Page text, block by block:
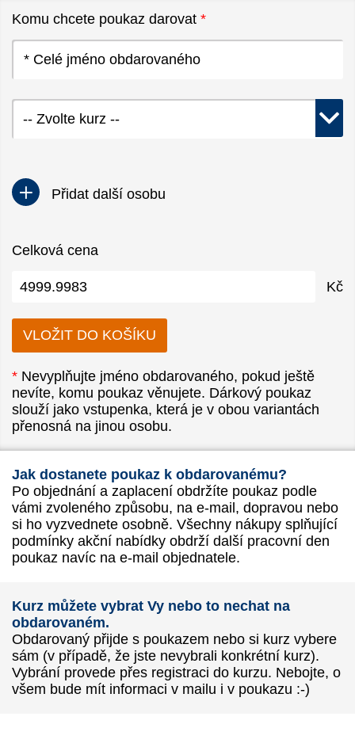
Komu chcete poukaz darovat *
-- Zvolte kurz --
Přidat další osobu
Celková cena
Kč
* Nevyplňujte jméno obdarovaného, pokud ještě
nevíte, komu poukaz věnujete. Dárkový poukaz
slouží jako vstupenka, která je v obou variantách
přenosná na jinou osobu.
Jak dostanete poukaz k obdarovanému?
Po objednání a zaplacení obdržíte poukaz podle
vámi zvoleného způsobu, na e-mail, dopravou nebo
si ho vyzvednete osobně. Všechny nákupy splňující
podmínky akční nabídky obdrží další pracovní den
poukaz navíc na e-mail objednatele.
Kurz můžete vybrat Vy nebo to nechat na
obdarovaném.
Obdarovaný přijde s poukazem nebo si kurz vybere
sám (v případě, že jste nevybrali konkrétní kurz).
Vybrání provede přes registraci do kurzu. Nebojte, o
všem bude mít informaci v mailu i v poukazu :-)